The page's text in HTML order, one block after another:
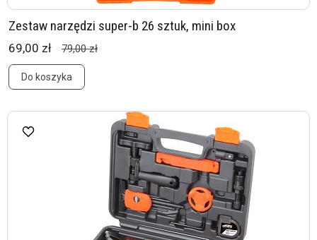
Zestaw narzędzi super-b 26 sztuk, mini box
69,00 zł 79,00 zł
Do koszyka